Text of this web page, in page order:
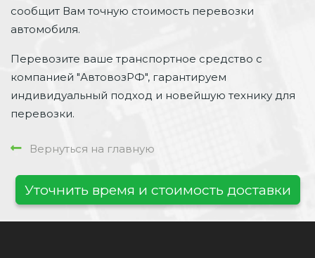
сообщит Вам точную стоимость перевозки
автомобиля.
Перевозите ваше транспортное средство с
компанией "АвтовозРФ", гарантируем
индивидуальный подход и новейшую технику для
перевозки.
Вернуться на главную
Уточнить время и стоимость доставки